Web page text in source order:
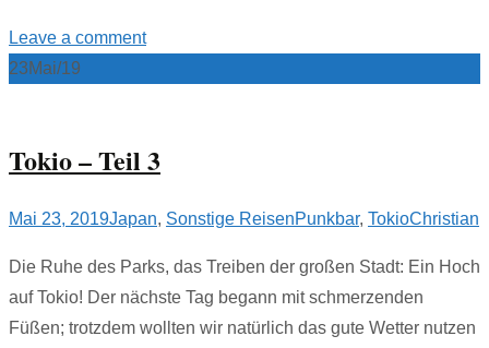
Leave a comment
23Mai/19
Tokio – Teil 3
Mai 23, 2019Japan, Sonstige ReisenPunkbar, TokioChristian
Die Ruhe des Parks, das Treiben der großen Stadt: Ein Hoch
auf Tokio! Der nächste Tag begann mit schmerzenden
Füßen; trotzdem wollten wir natürlich das gute Wetter nutzen